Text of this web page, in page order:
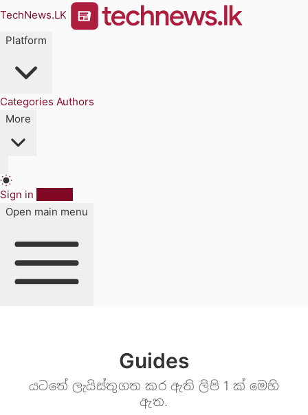
TechNews.LK
Platform
Categories Authors
More
Sign in
Open main menu
Guides
යටතේ ලැයිස්තුගත කර ඇති ලිපි 1 ක් මෙහි
ඇත.